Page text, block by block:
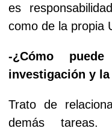
es
como de la propia
-¿Cómo
investigación y
Trato de
demás